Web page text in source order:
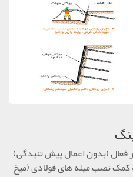
فعال (بدون اعمال پیش تنیدگی)
کمک نصب میله های فولادی (میخ